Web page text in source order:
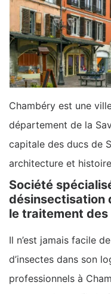
Chambéry est une
département de la
capitale des ducs de
architecture et
Société
désinsectisation
le traitement
Il n’est jamais facile
d’insectes dans son
professionnels à